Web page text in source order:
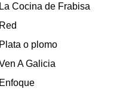
La Cocina de Frabisa
Red
Plata o plomo
A Galicia
Enfoque